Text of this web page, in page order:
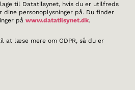
til Datatilsynet, hvis du er utilfreds
dine personoplysninger på. Du finder
på www.datatilsynet.dk.
at læse mere om GDPR, så du er